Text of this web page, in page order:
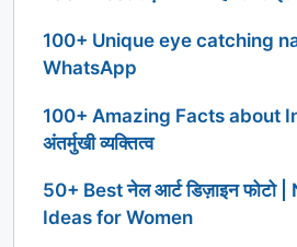
100+ Unique eye catching
WhatsApp
100+ Amazing Facts about
अंतर्मुखी व्यक्तित्व
50+ Best नेल आर्ट डिज़ाइन फोटो
Ideas for Women